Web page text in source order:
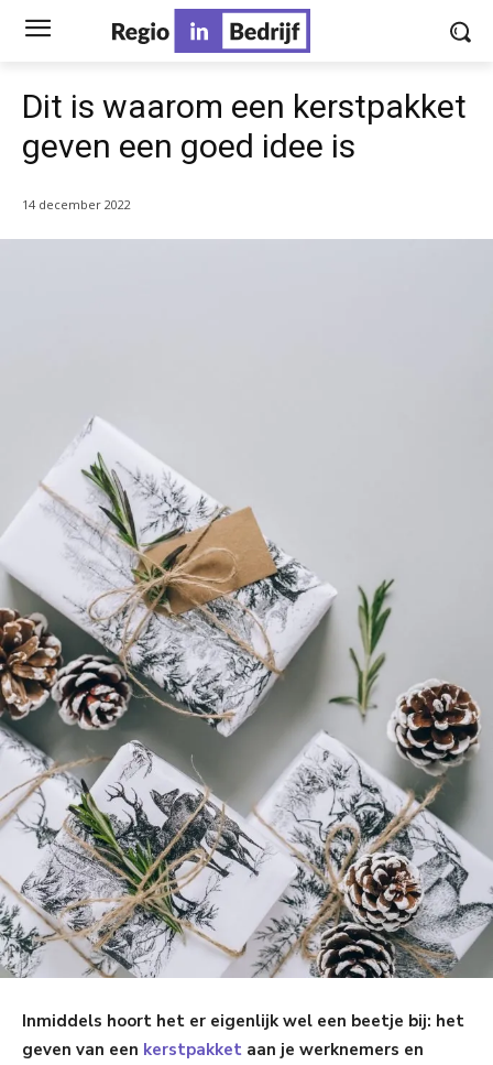
Dit is waarom een kerstpakket
geven een goed idee is
14 december 2022
Inmiddels hoort het er eigenlijk wel een beetje bij: het
geven van een kerstpakket aan je werknemers en